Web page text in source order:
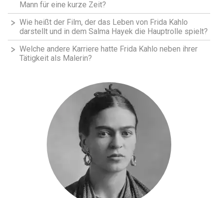
Mann für eine kurze Zeit?
Wie heißt der Film, der das Leben von Frida Kahlo
darstellt und in dem Salma Hayek die Hauptrolle spielt?
Welche andere Karriere hatte Frida Kahlo neben ihrer
Tätigkeit als Malerin?